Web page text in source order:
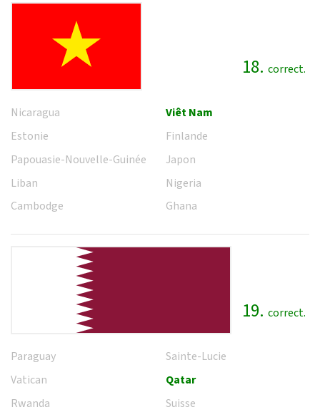
18. correct.
Nicaragua
Estonie
Papouasie-Nouvelle-Guinée
Liban
Cambodge
Viêt Nam
Finlande
Japon
Nigeria
Ghana
19. correct.
Paraguay
Vatican
Rwanda
Sainte-Lucie
Qatar
Suisse